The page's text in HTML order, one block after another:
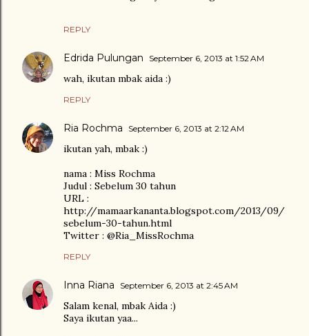
REPLY
Edrida Pulungan September 6, 2013 at 1:52 AM
wah, ikutan mbak aida :)
REPLY
Ria Rochma September 6, 2013 at 2:12 AM
ikutan yah, mbak :)
nama : Miss Rochma
Judul : Sebelum 30 tahun
URL :
http://mamaarkananta.blogspot.com/2013/09/
sebelum-30-tahun.html
Twitter : @Ria_MissRochma
REPLY
Inna Riana September 6, 2013 at 2:45 AM
Salam kenal, mbak Aida :)
Saya ikutan yaa...